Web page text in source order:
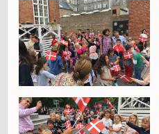
Recycle
1.15:
Historie
1.16:
Bombningen
af
Institut
Jeanne
d’Arc
1.17:
Markering
af